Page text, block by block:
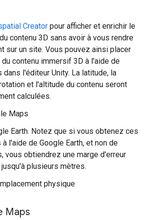
Creator pour afficher et enrichir le
contenu 3D sans avoir à vous rendre
sur un site. Vous pouvez ainsi placer
contenu immersif 3D à l'aide de
dans l'éditeur Unity. La latitude, la
et l'altitude du contenu seront
calculées.
Maps
Earth. Notez que si vous obtenez ces
l'aide de Google Earth, et non de
vous obtiendrez une marge d'erreur
plusieurs mètres.
physique
Maps